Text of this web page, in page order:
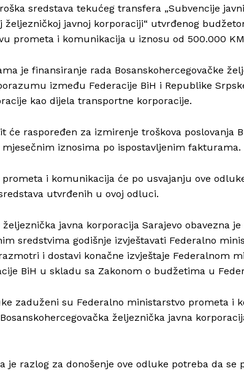
sredstava tekućeg transfera „Subvencije
željezničkoj javnoj korporaciji“ utvrđenog
prometa i komunikacija u iznosu od 500.000
je finansiranje rada Bosanskohercegovačke
između Federacije BiH i Republike
kao dijela transportne korporacije.
će raspoređen za izmirenje troškova poslovanja
iznosima po ispostavljenim fakturama.
i komunikacija će po usvajanju ove
utvrđenih u ovoj odluci.
željeznička javna korporacija Sarajevo obavezna
sredstvima godišnje izvještavati Federalno
i dostavi konačne izvještaje Federalnom
BiH u skladu sa Zakonom o budžetima u
zaduženi su Federalno ministarstvo prometa i
željeznička javna
je razlog za donošenje ove odluke potreba da se